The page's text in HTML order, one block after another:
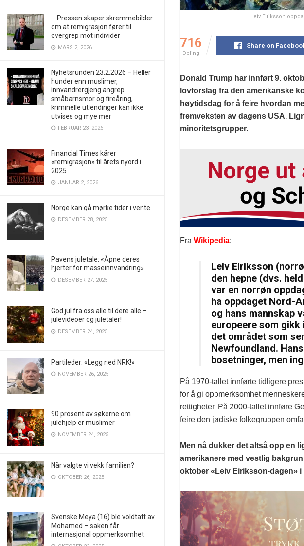
– Pressen skaper skremmebilder
om at remigrasjon fører til
overgrep mot individer
MARS 2, 2026
Nyhetsrunden 23.2.2026 – Heller
hunder enn muslimer,
innvandrergjeng angrep
småbarnsmor og fireåring,
kriminelle utlendinger kan ikke
utvises og mye mer
FEBRUAR 23, 2026
Financial Times kårer
«remigrasjon» til årets nyord i
2025
JANUAR 2, 2026
Norge kan gå mørke tider i vente
DESEMBER 28, 2025
Pavens juletale: «Åpne deres
hjerter for masseinnvandring»
DESEMBER 27, 2025
God jul fra oss alle til dere alle –
julevideoer og juletaler!
DESEMBER 24, 2025
Partileder: «Legg ned NRK!»
NOVEMBER 26, 2025
90 prosent av søkerne om
julehjelp er muslimer
NOVEMBER 24, 2025
Når valgte vi vekk familien?
OKTOBER 26, 2025
Svenske Meya (16) ble voldtatt av
Mohamed – saken får
internasjonal oppmerksomhet
Leiv Eiriksson
716
Deling
Share on
Donald Trump har innført 9.
lovforslag fra den amerikanske
høytidsdag for å feire hvordan
fremveksten av dagens USA.
minoritetsgrupper.
Fra Wikipedia:
Leiv Eiriksson
den hepne (dvs.
var en norrøn
ha oppdaget Nord-
og hans mannskap
europeere som
det området som
Newfoundland.
bosetninger, men
På 1970-tallet innførte tidligere
for å gi oppmerksomhet
rettigheter. På 2000-tallet innføre
feire den jødiske folkegruppen
Men nå dukker det altså opp en
amerikanere med vestlig
oktober «Leiv Eiriksson-dagen» i